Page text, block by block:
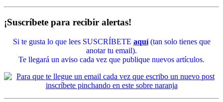
¡Suscríbete para recibir alertas!
Si te gusta lo que lees SUSCRÍBETE aquí(tan solo tienes que
anotar tu email).
Te llegará un aviso cada vez que publique nuevos artículos.